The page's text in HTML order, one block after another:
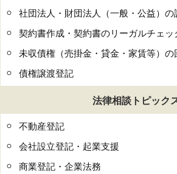
社団法人・財団法人（一般・公益）
契約書作成・契約書のリーガルチェッ
未収債権（売掛金・貸金・家賃等）
債権譲渡登記
法律相談トピック
不動産登記
会社設立登記・起業支援
商業登記・企業法務